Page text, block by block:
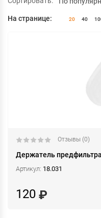
На странице: 20 40
Отзывы (0)
Держатель
Артикул: 18.031
120